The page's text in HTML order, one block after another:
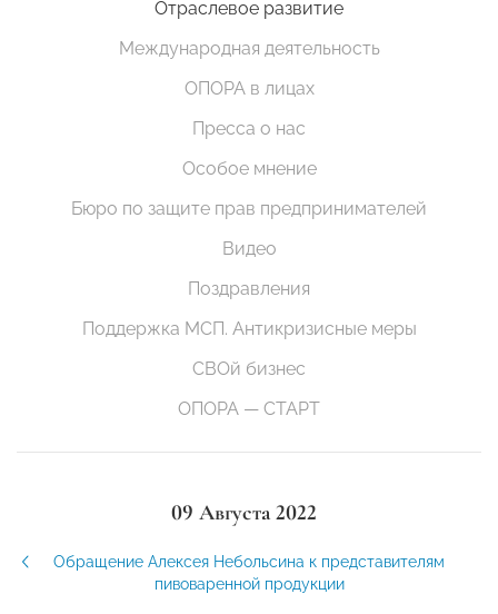
Отраслевое развитие
Международная деятельность
ОПОРА в лицах
Пресса о нас
Особое мнение
Бюро по защите прав предпринимателей
Видео
Поздравления
Поддержка МСП. Антикризисные меры
СВОй бизнес
ОПОРА — СТАРТ
09 Августа 2022
Обращение Алексея Небольсина к представителям
пивоваренной продукции